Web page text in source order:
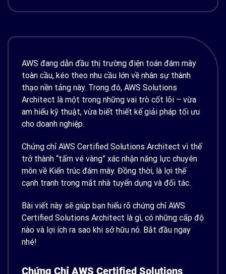
AWS đang dẫn đầu thị trường điện toán đám mây
toàn cầu, kéo theo nhu cầu lớn về nhân sự thành
thạo nền tảng này. Trong đó, AWS Solutions
Architect là một trong những vai trò cốt lõi – vừa
am hiểu kỹ thuật, vừa biết thiết kế giải pháp tối ưu
cho doanh nghiệp.
Chứng chỉ AWS Certified Solutions Architect vì thế
trở thành “tấm vé vàng” xác nhận năng lực chuyên
môn về Kiến trúc đám mây. Đồng thời, là lợi thế
cạnh tranh trong mắt nhà tuyển dụng và đối tác.
Bài viết này sẽ giúp bạn hiểu rõ chứng chỉ AWS
Certified Solutions Architect là gì, có những cấp độ
nào và lợi ích ra sao khi sở hữu nó. Bắt đầu ngay
nhé!
Chứng Chỉ AWS Certified Solutions